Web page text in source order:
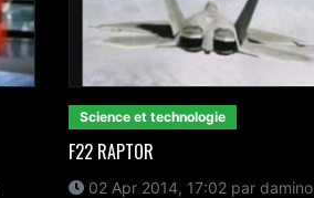
Science et technologie
F22 RAPTOR
02 Apr 2014, 17:02 par damino